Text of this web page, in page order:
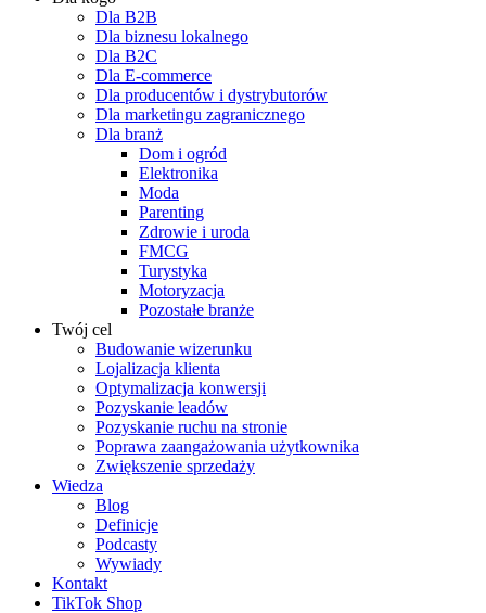
Dla B2B
Dla biznesu lokalnego
Dla B2C
Dla E-commerce
Dla producentów i dystrybutorów
Dla marketingu zagranicznego
Dla branż
Dom i ogród
Elektronika
Moda
Parenting
Zdrowie i uroda
FMCG
Turystyka
Motoryzacja
Pozostałe branże
Twój cel
Budowanie wizerunku
Lojalizacja klienta
Optymalizacja konwersji
Pozyskanie leadów
Pozyskanie ruchu na stronie
Poprawa zaangażowania użytkownika
Zwiększenie sprzedaży
Wiedza
Blog
Definicje
Podcasty
Wywiady
Kontakt
TikTok Shop